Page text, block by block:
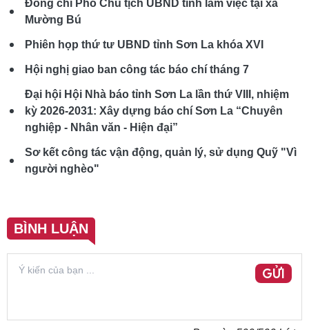
Đồng chí Phó Chủ tịch UBND tỉnh làm việc tại xã
Mường Bú
Phiên họp thứ tư UBND tỉnh Sơn La khóa XVI
Hội nghị giao ban công tác báo chí tháng 7
Đại hội Hội Nhà báo tỉnh Sơn La lần thứ VIII, nhiệm
kỳ 2026-2031: Xây dựng báo chí Sơn La “Chuyên
nghiệp - Nhân văn - Hiện đại”
Sơ kết công tác vận động, quản lý, sử dụng Quỹ "Vì
người nghèo"
BÌNH LUẬN
GỬI